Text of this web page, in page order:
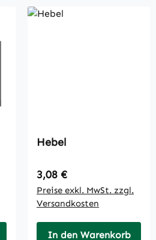
Hebel
Regulärer Preis:
3,08 €
Preise exkl. MwSt. zzgl.
Versandkosten
In den Warenkorb